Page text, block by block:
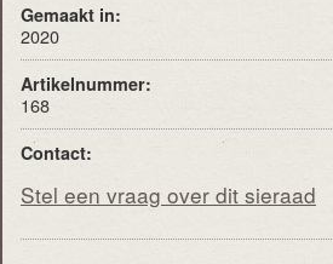
Gemaakt in:
2020
Artikelnummer:
168
Contact:
Stel een vraag over dit sieraad